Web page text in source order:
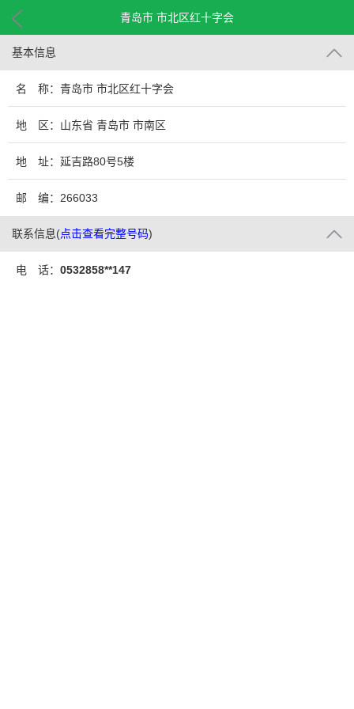
青岛市 市北区红十字会
基本信息
名 称：青岛市 市北区红十字会
地 区：山东省 青岛市 市南区
地 址：延吉路80号5楼
邮 编：266033
联系信息(点击查看完整号码)
电 话： 0532858**147